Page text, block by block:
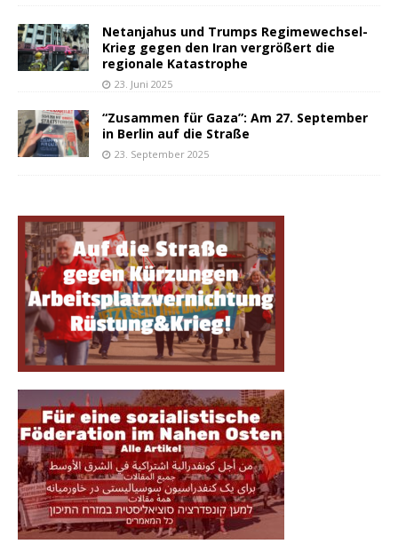
Netanjahus und Trumps Regimewechsel-
Krieg gegen den Iran vergrößert die
regionale Katastrophe
23. Juni 2025
“Zusammen für Gaza”: Am 27. September
in Berlin auf die Straße
23. September 2025